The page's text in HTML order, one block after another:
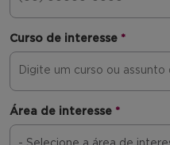
Curso de interesse *
Área de interesse *